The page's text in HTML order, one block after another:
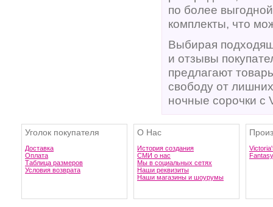
по более
комплекты, что
Выбирая
и отзывы
предлагают
свободу от
ночные сорочки с
Уголок покупателя
Доставка
Оплата
Таблица размеров
Условия возврата
О Нас
История создания
СМИ о нас
Мы в социальных сетях
Наши реквизиты
Наши магазины и шоурумы